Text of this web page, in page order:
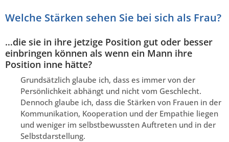
Welche Stärken sehen Sie bei sich als Frau?
…die sie in ihre jetzige Position gut oder besser
einbringen können als wenn ein Mann ihre
Position inne hätte?
Grundsätzlich glaube ich, dass es immer von der
Persönlichkeit abhängt und nicht vom Geschlecht.
Dennoch glaube ich, dass die Stärken von Frauen in der
Kommunikation, Kooperation und der Empathie liegen
und weniger im selbstbewussten Auftreten und in der
Selbstdarstellung.